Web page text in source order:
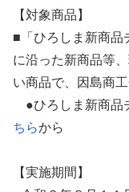
【対象商品】
■「ひろしま新商品
に沿った新商品等
い商品で、因島商
●ひろしま新商品
ちらから
【実施期間】